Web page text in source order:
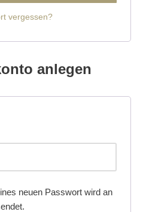
vergessen?
anlegen
neuen Passwort wird an